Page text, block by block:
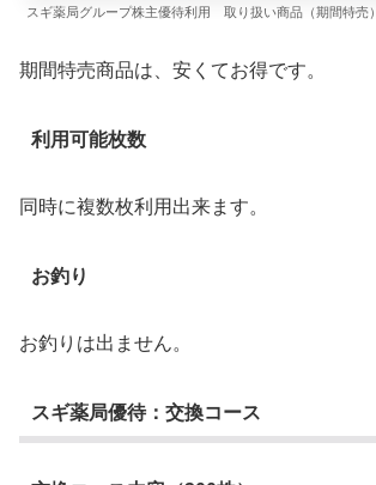
スギ薬局グループ株主優待利用 取り扱い商品（期間特売）
期間特売商品は、安くてお得です。
利用可能枚数
同時に複数枚利用出来ます。
お釣り
お釣りは出ません。
スギ薬局優待：交換コース